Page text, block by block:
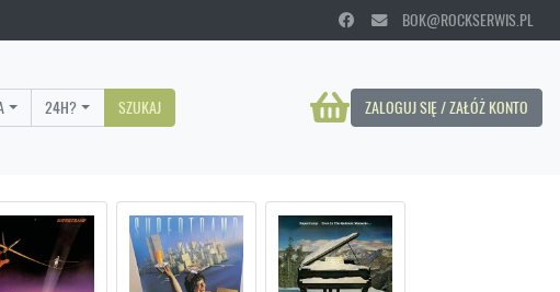
BOK@ROCKSERWIS.PL
ZALOGUJ SIĘ / ZAŁÓŻ KONTO
24H? SZUKAJ